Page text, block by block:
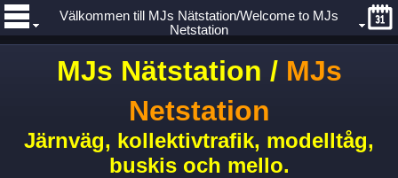
MJs Nätstation /MJs
Netstation
Järnväg, kollektivtrafik, modelltåg,
buskis och mello.
Välkommen till MJs Nätstation/Welcome to MJs
Netstation